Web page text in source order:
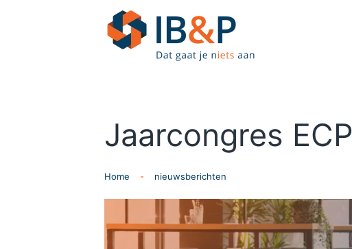
Skip to main content
Jaarcongres ECP
Home nieuwsberichten